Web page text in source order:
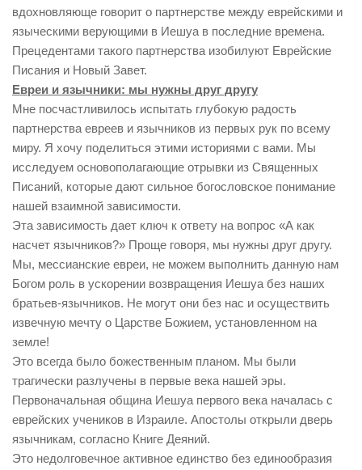
вдохновляюще говорит о партнерстве между еврейскими и
языческими верующими в Иешуа в последние времена.
Прецедентами такого партнерства изобилуют Еврейские
Писания и Новый Завет.
Евреи и язычники: мы нужны друг другу
Мне посчастливилось испытать глубокую радость
партнерства евреев и язычников из первых рук по всему
миру. Я хочу поделиться этими историями с вами. Мы
исследуем основополагающие отрывки из Священных
Писаний, которые дают сильное богословское понимание
нашей взаимной зависимости.
Эта зависимость дает ключ к ответу на вопрос «А как
насчет язычников?» Проще говоря, мы нужны друг другу.
Мы, мессианские евреи, не можем выполнить данную нам
Богом роль в ускорении возвращения Иешуа без наших
братьев-язычников. Не могут они без нас и осуществить
извечную мечту о Царстве Божием, установленном на
земле!
Это всегда было божественным планом. Мы были
трагически разлучены в первые века нашей эры.
Первоначальная община Иешуа первого века началась с
еврейских учеников в Израиле. Апостолы открыли дверь
язычникам, согласно Книге Деяний.
Это недолговечное активное единство без единообразия